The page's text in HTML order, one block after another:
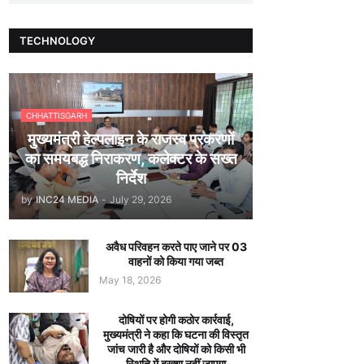
TECHNOLOGY
CHHATTISGARH
मुख्यमंत्री हेल्पलाइन के राजस्व प्रकरणों
का समयबद्ध निराकरण, कलेक्टर के सख्त
निर्देश
by INC24 MEDIA - July 29, 2026
अवैध परिवहन करते पाए जाने पर 03
वाहनों को किया गया जब्त
May 18, 2026
दोषियों पर होगी कठोर कार्रवाई,
मुख्यमंत्री ने कहा कि घटना की विस्तृत
जांच जारी है और दोषियों को किसी भी